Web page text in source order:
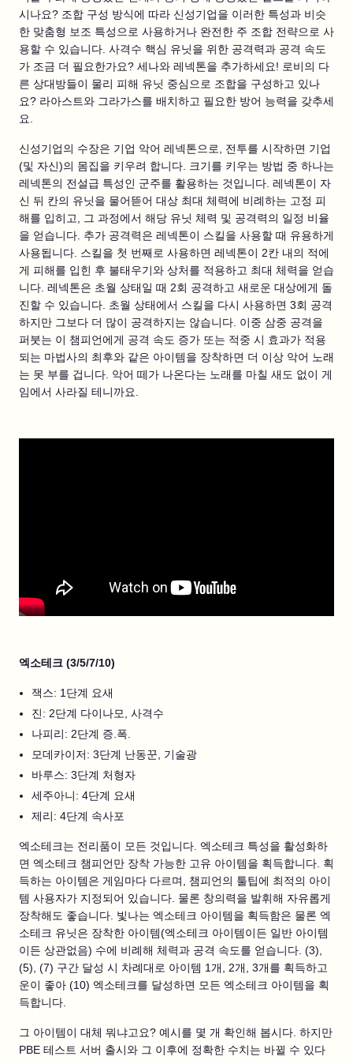
시나요? 조합 구성 방식에 따라 신성기업을 이러한 특성과 비슷
한 맞춤형 보조 특성으로 사용하거나 완전한 주 조합 전략으로 사
용할 수 있습니다. 사격수 핵심 유닛을 위한 공격력과 공격 속도
가 조금 더 필요한가요? 세나와 레넥톤을 추가하세요! 로비의 다
른 상대방들이 물리 피해 유닛 중심으로 조합을 구성하고 있나
요? 라아스트와 그라가스를 배치하고 필요한 방어 능력을 갖추세
요.
신성기업의 수장은 기업 악어 레넥톤으로, 전투를 시작하면 기업
(및 자신)의 몸집을 키우려 합니다. 크기를 키우는 방법 중 하나는
레넥톤의 전설급 특성인 군주를 활용하는 것입니다. 레넥톤이 자
신 뒤 칸의 유닛을 물어뜯어 대상 최대 체력에 비례하는 고정 피
해를 입히고, 그 과정에서 해당 유닛 체력 및 공격력의 일정 비율
을 얻습니다. 추가 공격력은 레넥톤이 스킬을 사용할 때 유용하게
사용됩니다. 스킬을 첫 번째로 사용하면 레넥톤이 2칸 내의 적에
게 피해를 입힌 후 불태우기와 상처를 적용하고 최대 체력을 얻습
니다. 레넥톤은 초월 상태일 때 2회 공격하고 새로운 대상에게 돌
진할 수 있습니다. 초월 상태에서 스킬을 다시 사용하면 3회 공격
하지만 그보다 더 많이 공격하지는 않습니다. 이중 삼중 공격을
퍼붓는 이 챔피언에게 공격 속도 증가 또는 적중 시 효과가 적용
되는 마법사의 최후와 같은 아이템을 장착하면 더 이상 악어 노래
는 못 부를 겁니다. 악어 떼가 나온다는 노래를 마칠 새도 없이 게
임에서 사라질 테니까요.
엑소테크 (3/5/7/10)
잭스: 1단계 요새
진: 2단계 다이나모, 사격수
나피리: 2단계 증.폭.
모데카이저: 3단계 난동꾼, 기술광
바루스: 3단계 처형자
세주아니: 4단계 요새
제리: 4단계 속사포
엑소테크는 전리품이 모든 것입니다. 엑소테크 특성을 활성화하
면 엑소테크 챔피언만 장착 가능한 고유 아이템을 획득합니다. 획
득하는 아이템은 게임마다 다르며, 챔피언의 툴팁에 최적의 아이
템 사용자가 지정되어 있습니다. 물론 창의력을 발휘해 자유롭게
장착해도 좋습니다. 빛나는 엑소테크 아이템을 획득함은 물론 엑
소테크 유닛은 장착한 아이템(엑소테크 아이템이든 일반 아이템
이든 상관없음) 수에 비례해 체력과 공격 속도를 얻습니다. (3),
(5), (7) 구간 달성 시 차례대로 아이템 1개, 2개, 3개를 획득하고
운이 좋아 (10) 엑소테크를 달성하면 모든 엑소테크 아이템을 획
득합니다.
그 아이템이 대체 뭐냐고요? 예시를 몇 개 확인해 봅시다. 하지만
PBE 테스트 서버 출시와 그 이후에 정확한 수치는 바뀔 수 있다